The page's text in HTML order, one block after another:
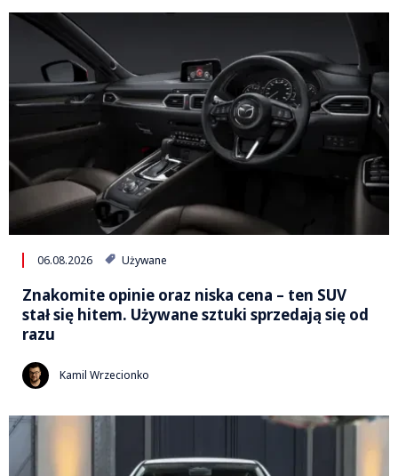
06.08.2026 Używane
Znakomite opinie oraz niska cena – ten SUV
stał się hitem. Używane sztuki sprzedają się od
razu
Kamil Wrzecionko